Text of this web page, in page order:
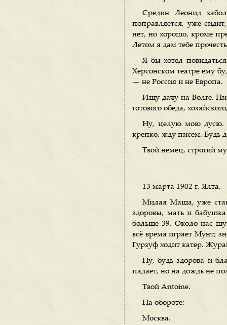
Средин Леонид
поправляется, уже
нет, но хорошо, кроме
Летом я дам тебе
Я бы хотел
Херсонском театре ему
— не Россия и не Европа.
Ищу дачу на Волге.
готового обеда,
Ну, целую мою дусю.
крепко, жду писем. Будь
Твой немец, строгий
13 марта 1902 г. Ялта.
Милая Маша, уже
здоровы, мать и
больше 39. Около нас
всё время играет Мунт;
Гурзуф ходит катер.
Ну, будь здорова и
падает, но на дождь не
Твой Antoine.
На обороте:
Москва.